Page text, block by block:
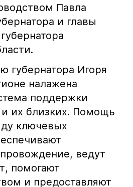
Павла
и главы
губернатора Игоря
налажена
поддержки
их близких. Помощь
ключевых
ведут
помогают
и предоставляют